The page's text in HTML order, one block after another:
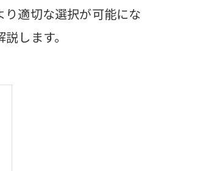
適切な選択が可能にな
します。